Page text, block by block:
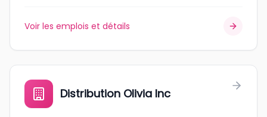
Voir les emplois et détails
Distribution Olivia Inc